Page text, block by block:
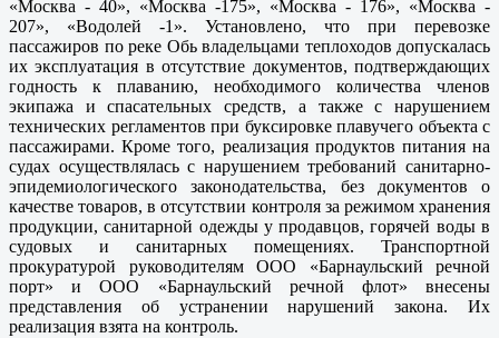
«Москва - 40», «Москва -175», «Москва - 176», «Москва -
207», «Водолей -1». Установлено, что при перевозке
пассажиров по реке Обь владельцами теплоходов допускалась
их эксплуатация в отсутствие документов, подтверждающих
годность к плаванию, необходимого количества членов
экипажа и спасательных средств, а также с нарушением
технических регламентов при буксировке плавучего объекта с
пассажирами. Кроме того, реализация продуктов питания на
судах осуществлялась с нарушением требований санитарно-
эпидемиологического законодательства, без документов о
качестве товаров, в отсутствии контроля за режимом хранения
продукции, санитарной одежды у продавцов, горячей воды в
судовых и санитарных помещениях. Транспортной
прокуратурой руководителям ООО «Барнаульский речной
порт» и ООО «Барнаульский речной флот» внесены
представления об устранении нарушений закона. Их
реализация взята на контроль.